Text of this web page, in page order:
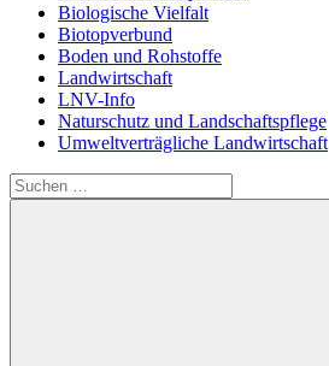
Biologische Vielfalt
Biotopverbund
Boden und Rohstoffe
Landwirtschaft
LNV-Info
Naturschutz und Landschaftspflege
Umweltverträgliche Landwirtschaft
Suchen
nach: